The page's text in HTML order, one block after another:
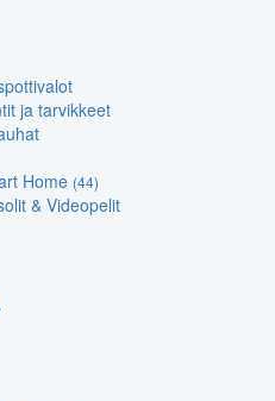
ja tarvikkeet
Home (44)
& Videopelit